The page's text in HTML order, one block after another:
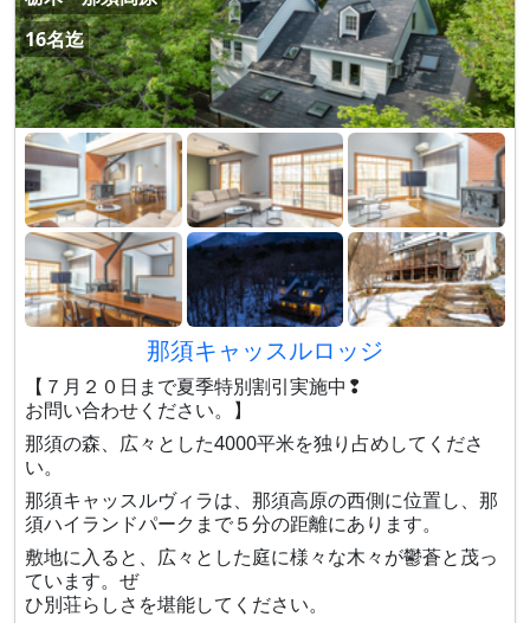
16名迄
那須キャッスルロッジ
【７月２０日まで夏季特別割引実施中❢
お問い合わせください。】
那須の森、広々とした4000平米を独り占めしてくださ
い。
那須キャッスルヴィラは、那須高原の西側に位置し、那
須ハイランドパークまで５分の距離にあります。
敷地に入ると、広々とした庭に様々な木々が鬱蒼と茂っ
ています。ぜ
ひ別荘らしさを堪能してください。